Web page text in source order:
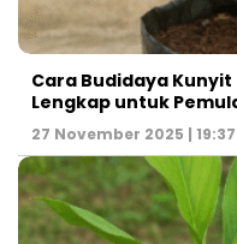
Cara Budidaya
Lengkap untuk
27 November 2025 | 19:37